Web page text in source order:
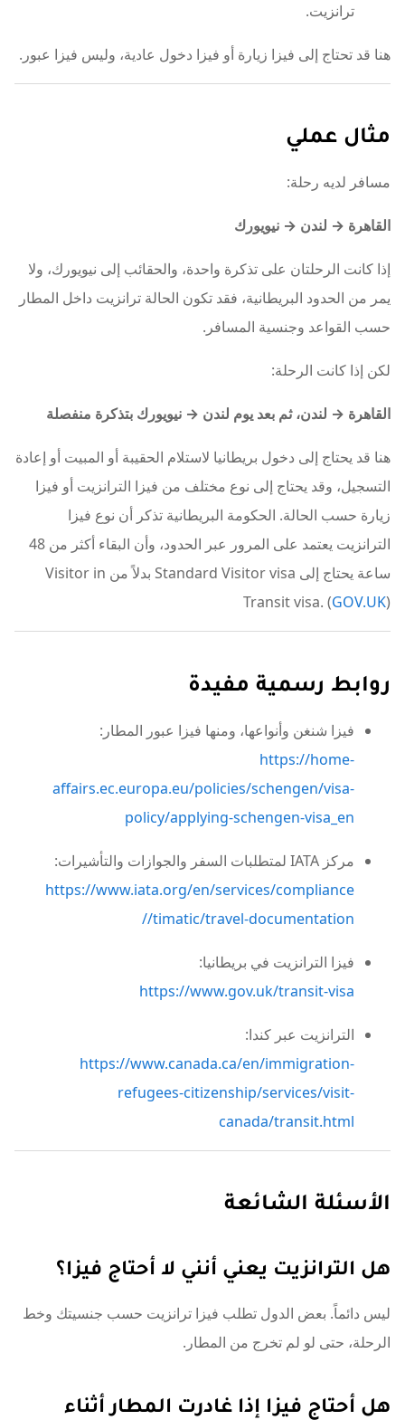
ترانزيت.
هنا قد تحتاج إلى فيزا زيارة أو فيزا دخول عادية، وليس فيزا عبور.
مثال عملي
مسافر لديه رحلة:
القاهرة → لندن → نيويورك
إذا كانت الرحلتان على تذكرة واحدة، والحقائب إلى نيويورك، ولا
يمر من الحدود البريطانية، فقد تكون الحالة ترانزيت داخل المطار
حسب القواعد وجنسية المسافر.
لكن إذا كانت الرحلة:
القاهرة → لندن، ثم بعد يوم لندن → نيويورك بتذكرة منفصلة
هنا قد يحتاج إلى دخول بريطانيا لاستلام الحقيبة أو المبيت أو إعادة
التسجيل، وقد يحتاج إلى نوع مختلف من فيزا الترانزيت أو فيزا
زيارة حسب الحالة. الحكومة البريطانية تذكر أن نوع فيزا
الترانزيت يعتمد على المرور عبر الحدود، وأن البقاء أكثر من 48
ساعة يحتاج إلى Standard Visitor visa بدلاً من Visitor in
Transit visa. (GOV.UK)
روابط رسمية مفيدة
فيزا شنغن وأنواعها، ومنها فيزا عبور المطار:
https://home-
affairs.ec.europa.eu/policies/schengen/visa-
policy/applying-schengen-visa_en
مركز IATA لمتطلبات السفر والجوازات والتأشيرات:
https://www.iata.org/en/services/compliance
/timatic/travel-documentation/
فيزا الترانزيت في بريطانيا:
https://www.gov.uk/transit-visa
الترانزيت عبر كندا:
https://www.canada.ca/en/immigration-
refugees-citizenship/services/visit-
canada/transit.html
الأسئلة الشائعة
هل الترانزيت يعني أنني لا أحتاج فيزا؟
ليس دائماً. بعض الدول تطلب فيزا ترانزيت حسب جنسيتك وخط
الرحلة، حتى لو لم تخرج من المطار.
هل أحتاج فيزا إذا غادرت المطار أثناء